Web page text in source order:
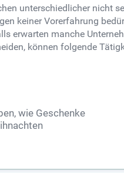
unterschiedlicher nicht
keiner Vorerfahrung
erwarten manche
können folgende
wie Geschenke